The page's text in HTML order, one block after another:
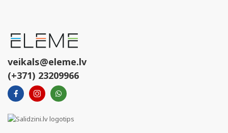
veikals@eleme.lv
(+371) 23209966